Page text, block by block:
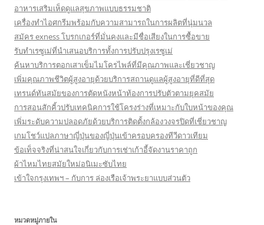
อาหารเสริมเห็ดดูแลสุขภาพแบบธรรมชาติ
เครื่องทำไอศกรีมพร้อมกับความสามารถในการผลิตที่นุ่มนวล
สมัคร exness โบรกเกอร์ที่มั่นคงและมีชื่อเสียงในการซื้อขาย
รับทำเรซูเม่ที่นำเสนอบริการทั้งการปรับปรุงเรซูเม่
ค้นหาบริการตอกเสาเข็มไมโครไพล์ที่มีคุณภาพและเชี่ยวชาญ
เพิ่มคุณภาพชีวิตผู้สูงอายุด้วยบริการสถานดูแลผู้สูงอายุที่ดีที่สุด
เทรนด์ทันสมัยของการตัดหนังหน้าท้องการปรับตัวตามยุคสมัย
การสอนสักคิ้วปรับเทคนิคการใช้โครงร่างที่เหมาะกับใบหน้าของคุณ
เพิ่มระดับความปลอดภัยด้วยบริการติดตั้งกล้องวงจรปิดที่เชี่ยวชาญ
เกมโชว์แปลภาษาญี่ปุ่นของญี่ปุ่นเข้าครอบครองทีวีดาวเทียม
ข้อเท็จจริงที่น่าสนใจเกี่ยวกับการเช่าเก้าอี้จัดงานราคาถูก
ผ้าไหมไทยสมัยใหม่อนิเมะซับไทย
เข้าใจกรุงเทพฯ – กับการ ล่องเรือเจ้าพระยาแบบส่วนตัว
หมวดหมู่ภายใน